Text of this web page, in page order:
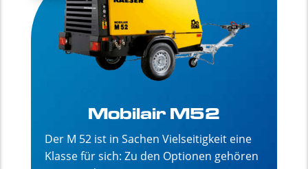
Mobilair M52
Der M 52 ist in Sachen Vielseitigkeit eine
Klasse für sich: Zu den Optionen gehören